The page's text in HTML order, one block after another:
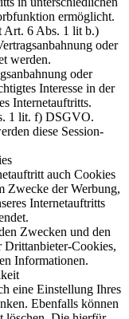
ermöglicht.
Art. 6 Abs. 1 lit b.)
oder
werden.
oder
Interesse in der
Internetauftritts.
1 lit. f) DSGVO.
diese Session-
auch Cookies
Zwecke der Werbung,
Internetauftritts
Zwecken und den
Drittanbieter-Cookies,
Informationen.
eine Einstellung Ihres
Ebenfalls können